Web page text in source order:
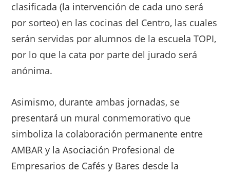
clasificada (la intervención de cada uno será
por sorteo) en las cocinas del Centro, las cuales
serán servidas por alumnos de la escuela TOPI,
por lo que la cata por parte del jurado será
anónima.
Asimismo, durante ambas jornadas, se
presentará un mural conmemorativo que
simboliza la colaboración permanente entre
AMBAR y la Asociación Profesional de
Empresarios de Cafés y Bares desde la